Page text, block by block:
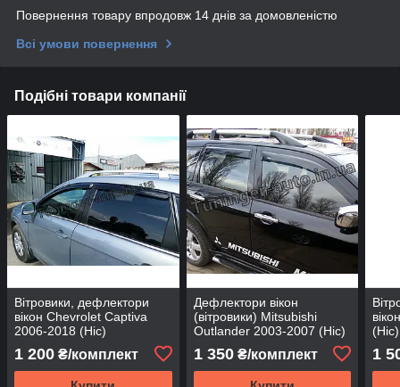
Повернення товару впродовж 14 днів за домовленістю
Всі умови повернення
Подібні товари компанії
Вітровики, дефлектори
вікон Chevrolet Captiva
2006-2018 (Hic)
1 200 ₴/комплект
Дефлектори вікон
(вітровики) Mitsubishi
Outlander 2003-2007 (Hic)
1 350₴/комплект
(Hic)
1